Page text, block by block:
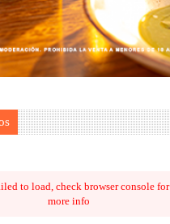
to load, check browser console for
more info